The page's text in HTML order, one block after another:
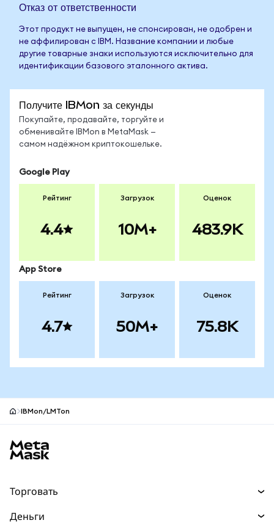
Отказ от ответственности
Этот продукт не выпущен, не спонсирован, не одобрен и
не аффилирован с IBM. Название компании и любые
другие товарные знаки используются исключительно для
идентификации базового эталонного актива.
Получите IBMon за секунды
Покупайте, продавайте, торгуйте и
обменивайте IBMon в MetaMask —
самом надёжном криптокошельке.
Google Play
Рейтинг
4.4
Загрузок
10M+
Оценок
483.9K
App Store
Рейтинг
4.7
Загрузок
50M+
Оценок
75.8K
IBMon/LMTon
Торговать
Деньги